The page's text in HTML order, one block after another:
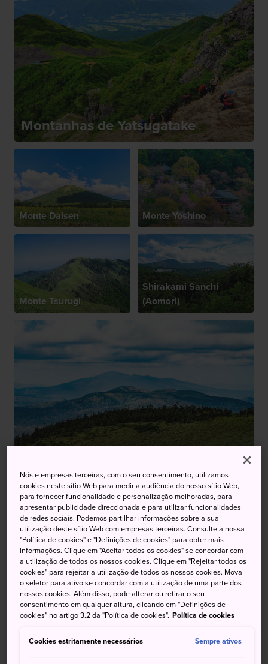
Montanhas de Yatsugatake
Monte Daisen Monte Yoshino
Monte Tsurugi
Shirakami Sanchi
(Aomori)
Monte Ontake Monte Omine
Monte Fuji Monte Mihara
Nós e empresas terceiras, com o seu consentimento, utilizamos
cookies neste sítio Web para medir a audiência do nosso sítio Web,
para fornecer funcionalidade e personalização melhoradas, para
apresentar publicidade direccionada e para utilizar funcionalidades
de redes sociais. Podemos partilhar informações sobre a sua
utilização deste sítio Web com empresas terceiras. Consulte a nossa
"Política de cookies" e "Definições de cookies" para obter mais
informações. Clique em "Aceitar todos os cookies" se concordar com
a utilização de todos os nossos cookies. Clique em "Rejeitar todos os
cookies" para rejeitar a utilização de todos os nossos cookies. Mova
o seletor para ativo se concordar com a utilização de uma parte dos
nossos cookies. Além disso, pode alterar ou retirar o seu
consentimento em qualquer altura, clicando em "Definições de
cookies" no artigo 3.2 da "Política de cookies". Política de cookies
Cookies estritamente necessários Sempre ativos